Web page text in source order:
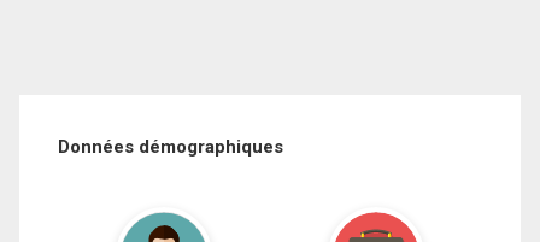
Données démographiques